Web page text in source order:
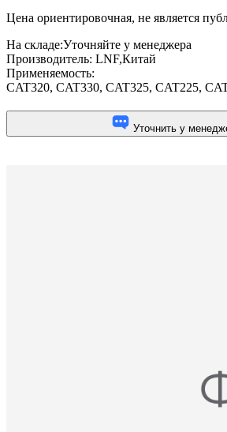
Цена ориентировочная, не является
На складе:Уточняйте у менеджера
Производитель: LNF,Китай
Применяемость:
CAT320, CAT330, CAT325, CAT225,
Уточнить у